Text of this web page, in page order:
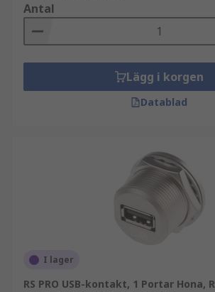
Antal
Lägg i korgen
Datablad
I lager
RS PRO USB-kontakt, 1 Portar Hona,